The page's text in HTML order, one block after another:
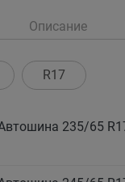
Описание
R17